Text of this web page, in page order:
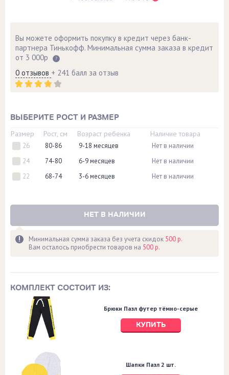
Вы можете оформить покупку в кредит через банк-
партнера Тинькофф. Минимальная сумма заказа в кредит
от 3 000р
0 отзывов + 241 балл за отзыв
ВЫБЕРИТЕ РОСТ И РАЗМЕР
Размер Рост, см Возраст ребенка Наличие товара
26 80-86 9-18 месяцев
Нет в наличии
24
74-80 6-9 месяцев
Нет в наличии
22
68-74 3-6 месяцев Нет в наличии
НЕТ В НАЛИЧИИ
Минимальная сумма заказа без учета скидок 500 р.
Вам осталось приобрести товаров на 500 р.
КОМПЛЕКТ СОСТОИТ ИЗ:
Брюки Пазл футер тёмно-серые
КУПИТЬ
Шапки Пазл 2 шт.